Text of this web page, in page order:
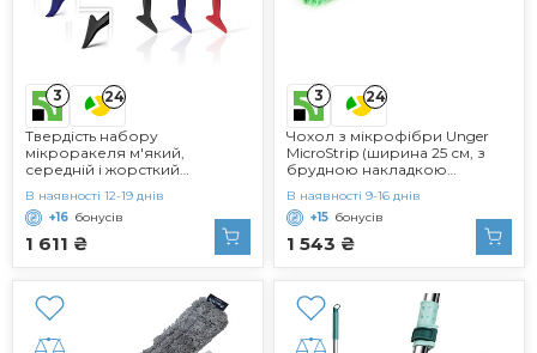
3 24
Твердість набору
мікроракеля м'який,
середній і жорсткий
автомобіля
1 611 ₴
В наявності 12-19 днів
+16 бонусів
3 24
Чохол з мікрофібри Unger
MicroStrip (ширина 25 см, з
брудною накладкою
миється, матеріал носія 100
поліамід/волокна 100
поліетилен) NS250
1 543 ₴
В наявності 9-16 днів
+15 бонусів